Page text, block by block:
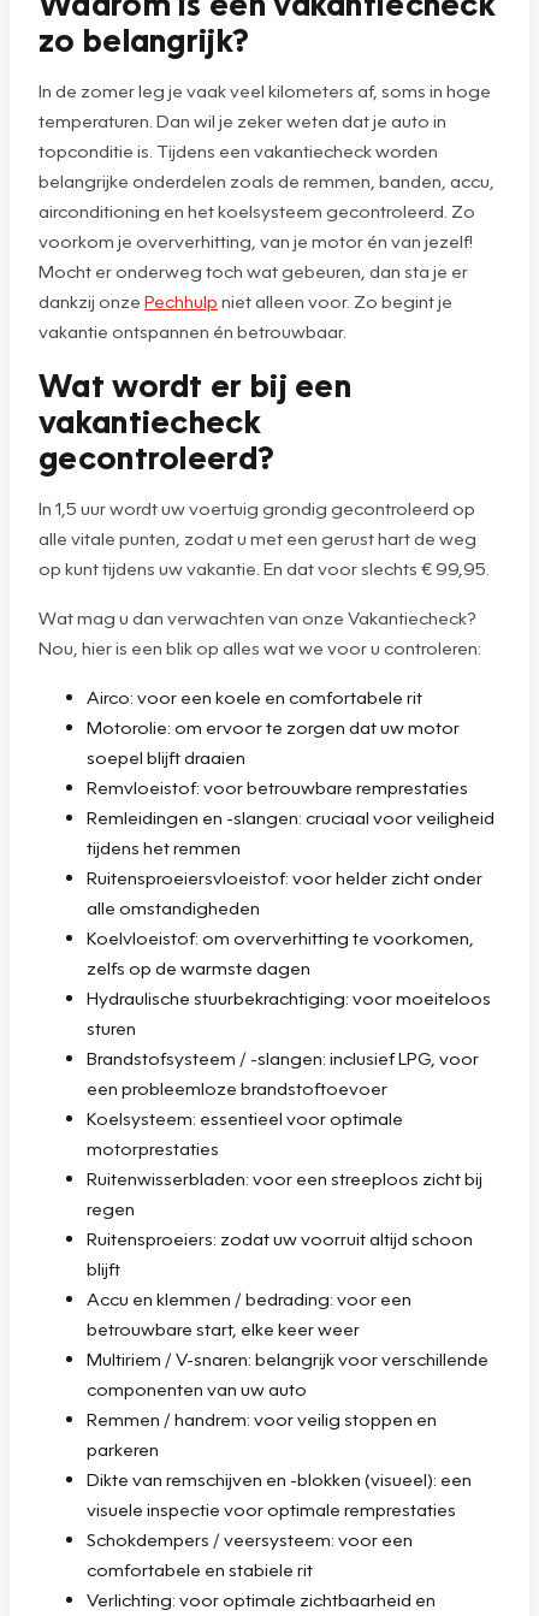
zo belangrijk?
In de zomer leg je vaak veel kilometers af, soms in hoge
temperaturen. Dan wil je zeker weten dat je auto in
topconditie is. Tijdens een vakantiecheck worden
belangrijke onderdelen zoals de remmen, banden, accu,
airconditioning en het koelsysteem gecontroleerd. Zo
voorkom je oververhitting, van je motor én van jezelf!
Mocht er onderweg toch wat gebeuren, dan sta je er
dankzij onze Pechhulp niet alleen voor. Zo begint je
vakantie ontspannen én betrouwbaar.
Wat wordt er bij een
vakantiecheck
gecontroleerd?
In 1,5 uur wordt uw voertuig grondig gecontroleerd op
alle vitale punten, zodat u met een gerust hart de weg
op kunt tijdens uw vakantie. En dat voor slechts € 99,95.
Wat mag u dan verwachten van onze Vakantiecheck?
Nou, hier is een blik op alles wat we voor u controleren:
Airco: voor een koele en comfortabele rit
Motorolie: om ervoor te zorgen dat uw motor
soepel blijft draaien
Remvloeistof: voor betrouwbare remprestaties
Remleidingen en -slangen: cruciaal voor veiligheid
tijdens het remmen
Ruitensproeiersvloeistof: voor helder zicht onder
alle omstandigheden
Koelvloeistof: om oververhitting te voorkomen,
zelfs op de warmste dagen
Hydraulische stuurbekrachtiging: voor moeiteloos
sturen
Brandstofsysteem / -slangen: inclusief LPG, voor
een probleemloze brandstoftoevoer
Koelsysteem: essentieel voor optimale
motorprestaties
Ruitenwisserbladen: voor een streeploos zicht bij
regen
Ruitensproeiers: zodat uw voorruit altijd schoon
blijft
Accu en klemmen / bedrading: voor een
betrouwbare start, elke keer weer
Multiriem / V-snaren: belangrijk voor verschillende
componenten van uw auto
Remmen / handrem: voor veilig stoppen en
parkeren
Dikte van remschijven en -blokken (visueel): een
visuele inspectie voor optimale remprestaties
Schokdempers / veersysteem: voor een
comfortabele en stabiele rit
Verlichting: voor optimale zichtbaarheid en